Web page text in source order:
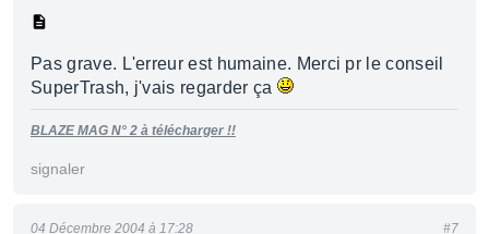
Pas grave. L'erreur est humaine. Merci pr le conseil
SuperTrash, j'vais regarder ça
BLAZE MAG N° 2 à télécharger !!
signaler
04 Décembre 2004 à 17:28 #7